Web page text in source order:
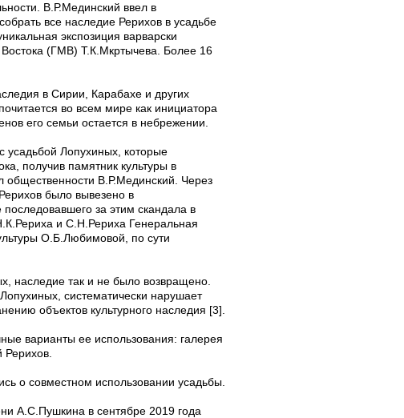
В.Р.Мединский ввел в
все наследие Рерихов в усадьбе
экспозиция варварски
Востока (ГМВ) Т.К.Мкртычева. Более 16
в Сирии, Карабахе и других
во всем мире как инициатора
его семьи остается в небрежении.
усадьбой Лопухиных, которые
получив памятник культуры в
общественности В.Р.Мединский. Через
было вывезено в
за этим скандала в
и С.Н.Рериха Генеральная
О.Б.Любимовой, по сути
наследие так и не было возвращено.
систематически нарушает
объектов культурного наследия [3].
варианты ее использования: галерея
Рерихов.
о совместном использовании усадьбы.
А.С.Пушкина в сентябре 2019 года